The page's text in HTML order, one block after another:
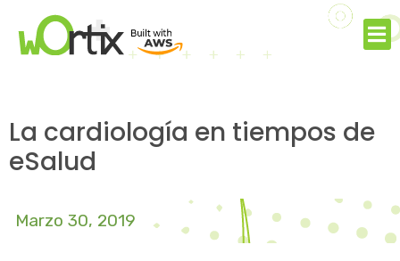
La cardiología en tiempos de
eSalud
Marzo 30, 2019